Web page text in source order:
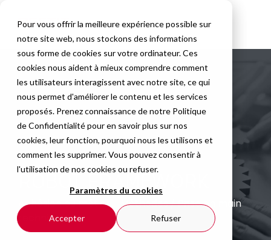
Pour vous offrir la meilleure expérience possible sur
notre site web, nous stockons des informations
sous forme de cookies sur votre ordinateur. Ces
cookies nous aident à mieux comprendre comment
les utilisateurs interagissent avec notre site, ce qui
nous permet d'améliorer le contenu et les services
proposés. Prenez connaissance de notre Politique
de Confidentialitépour en savoir plus sur nos
cookies, leur fonction, pourquoi nous les utilisons et
comment les supprimer. Vous pouvez consentir à
l'utilisation de nos cookies ou refuser.
Paramètres du cookies
Accepter Refuser
ROBOT FRAMEWORK
Adhésion au métier - Méthodes / Prise en main
technique